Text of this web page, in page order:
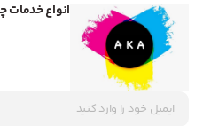
انواع خدمات